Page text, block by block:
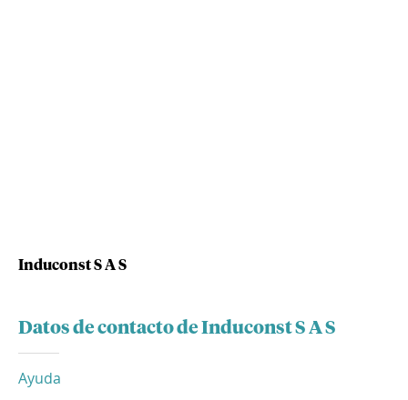
Induconst S A S
Datos de contacto de Induconst S A S
Ayuda